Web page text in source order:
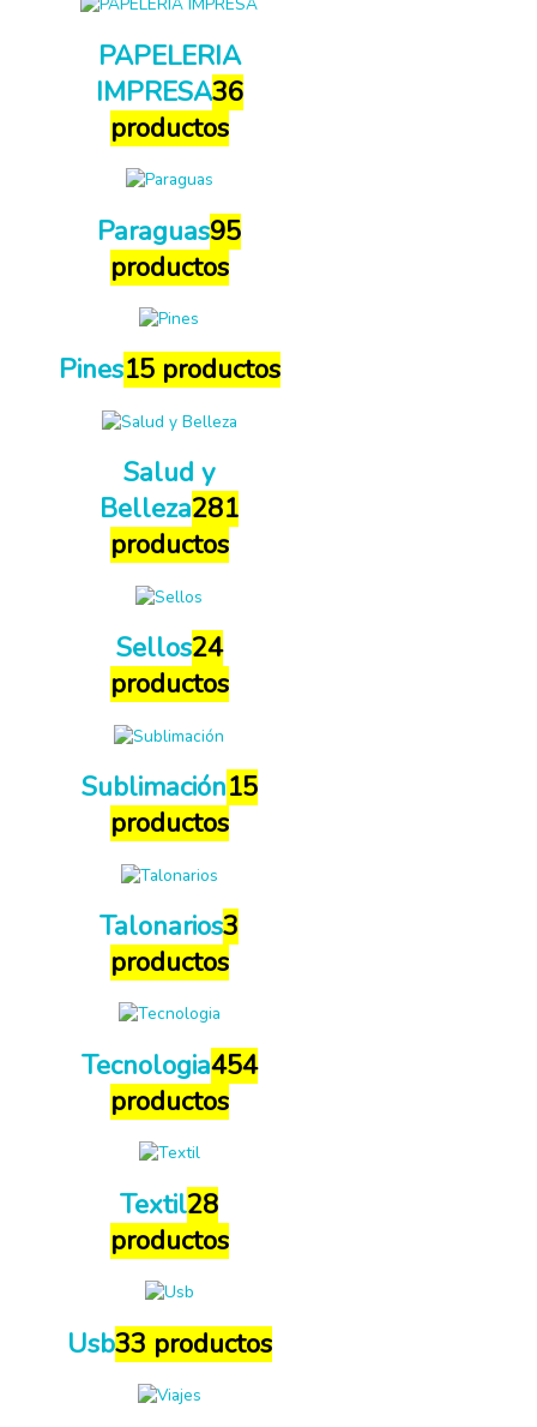
PAPELERIA
IMPRESA36
productos
Paraguas95
productos
Pines15 productos
Salud y
Belleza281
productos
Sellos24
productos
Sublimación15
productos
Talonarios3
productos
Tecnologia454
productos
Textil28
productos
Usb33 productos